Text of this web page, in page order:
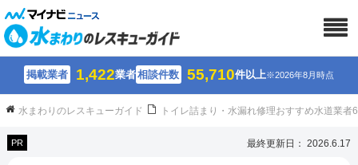
掲載業者 1,422業者相談件数 55,710件以上※2026年8月時点
水まわりのレスキューガイド トイレ詰まり・水漏れ修理おすすめ水道業
PR 最終更新日： 2026.6.17